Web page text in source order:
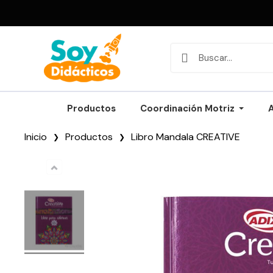
Productos Coordinación Motriz
Inicio Productos Libro Mandala CREATIVE